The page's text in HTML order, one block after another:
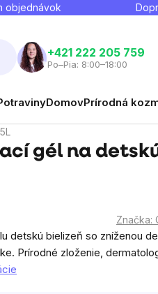
objednávok
+421 222 205 759
Po–Pia: 8:00–18:00
DomovPrírodná
gél na
Značka:
detskú bielizeň so zníženou
Prírodné zloženie,